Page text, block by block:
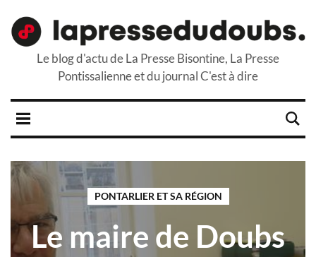
Le blog d'actu de La Presse Bisontine, La Presse
Pontissalienne et du journal C'est à dire
PONTARLIER ET SA RÉGION
Le maire de Doubs